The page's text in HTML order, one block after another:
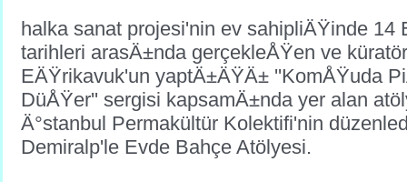
halka sanat projesi'nin ev sahipliÄŸinde 14
tarihleri arasÄ±nda gerçekleÅŸen ve
EÄŸrikavuk'un yaptÄ±ÄŸÄ± ''KomÅŸuda
DüÅŸer'' sergisi kapsamÄ±nda yer alan
Ä°stanbul Permakültür Kolektifi'nin
Demiralp'le Evde Bahçe Atölyesi.